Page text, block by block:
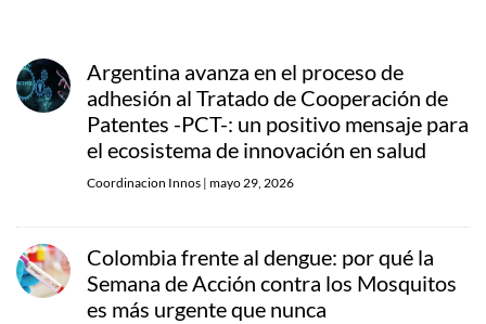
Argentina avanza en el proceso de
adhesión al Tratado de Cooperación de
Patentes -PCT-: un positivo mensaje para
el ecosistema de innovación en salud
Coordinacion Innos | mayo 29, 2026
Colombia frente al dengue: por qué la
Semana de Acción contra los Mosquitos
es más urgente que nunca